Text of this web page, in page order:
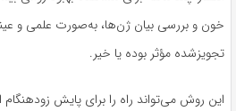
خون و بررسی بیان ژن‌ها، به‌صورت علمی و
تجویزشده مؤثر بوده یا خیر.
این روش می‌تواند راه را برای پایش